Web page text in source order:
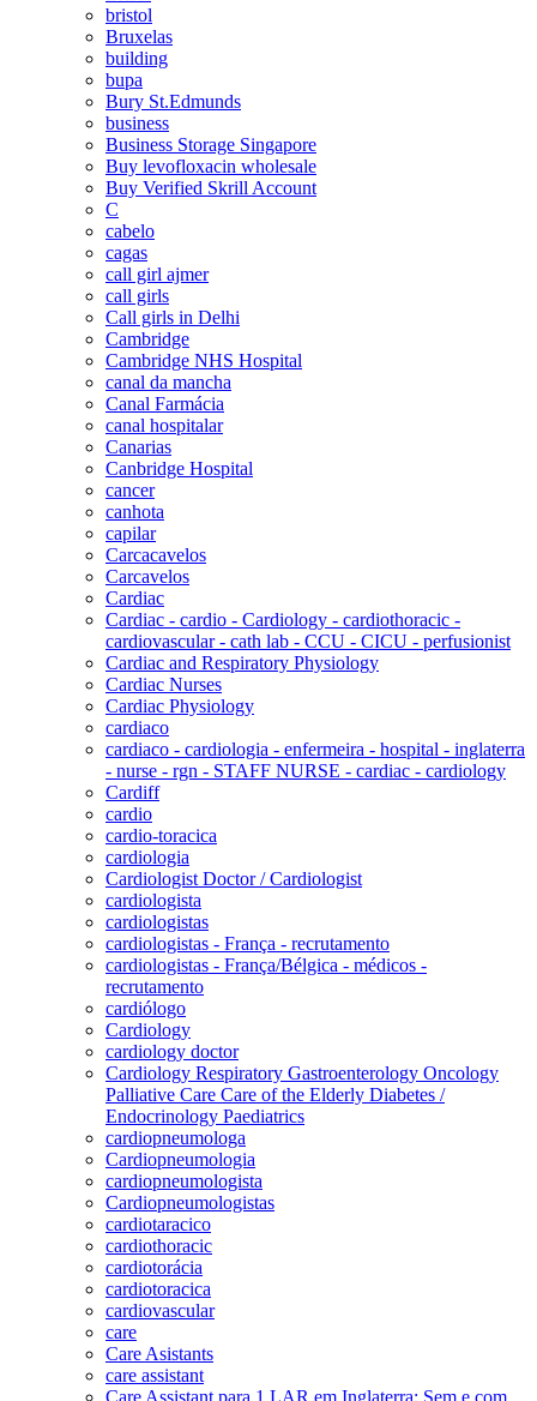
bristol
Bruxelas
building
bupa
Bury St.Edmunds
business
Business Storage Singapore
Buy levofloxacin wholesale
Buy Verified Skrill Account
C
cabelo
cagas
call girl ajmer
call girls
Call girls in Delhi
Cambridge
Cambridge NHS Hospital
canal da mancha
Canal Farmácia
canal hospitalar
Canarias
Canbridge Hospital
cancer
canhota
capilar
Carcacavelos
Carcavelos
Cardiac
Cardiac - cardio - Cardiology - cardiothoracic -
cardiovascular - cath lab - CCU - CICU - perfusionist
Cardiac and Respiratory Physiology
Cardiac Nurses
Cardiac Physiology
cardiaco
cardiaco - cardiologia - enfermeira - hospital - inglaterra
- nurse - rgn - STAFF NURSE - cardiac - cardiology
Cardiff
cardio
cardio-toracica
cardiologia
Cardiologist Doctor / Cardiologist
cardiologista
cardiologistas
cardiologistas - França - recrutamento
cardiologistas - França/Bélgica - médicos -
recrutamento
cardiólogo
Cardiology
cardiology doctor
Cardiology Respiratory Gastroenterology Oncology
Palliative Care Care of the Elderly Diabetes /
Endocrinology Paediatrics
cardiopneumologa
Cardiopneumologia
cardiopneumologista
Cardiopneumologistas
cardiotaracico
cardiothoracic
cardiotorácia
cardiotoracica
cardiovascular
care
Care Asistants
care assistant
Care Assistant para 1 LAR em Inglaterra; Sem e com